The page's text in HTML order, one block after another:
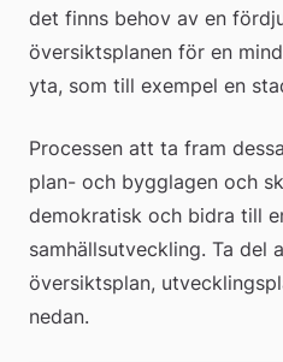
det finns behov av en
översiktsplanen för en
yta, som till exempel en
Processen att ta fram
plan- och bygglagen och
demokratisk och bidra till
samhällsutveckling. Ta del
översiktsplan,
nedan.